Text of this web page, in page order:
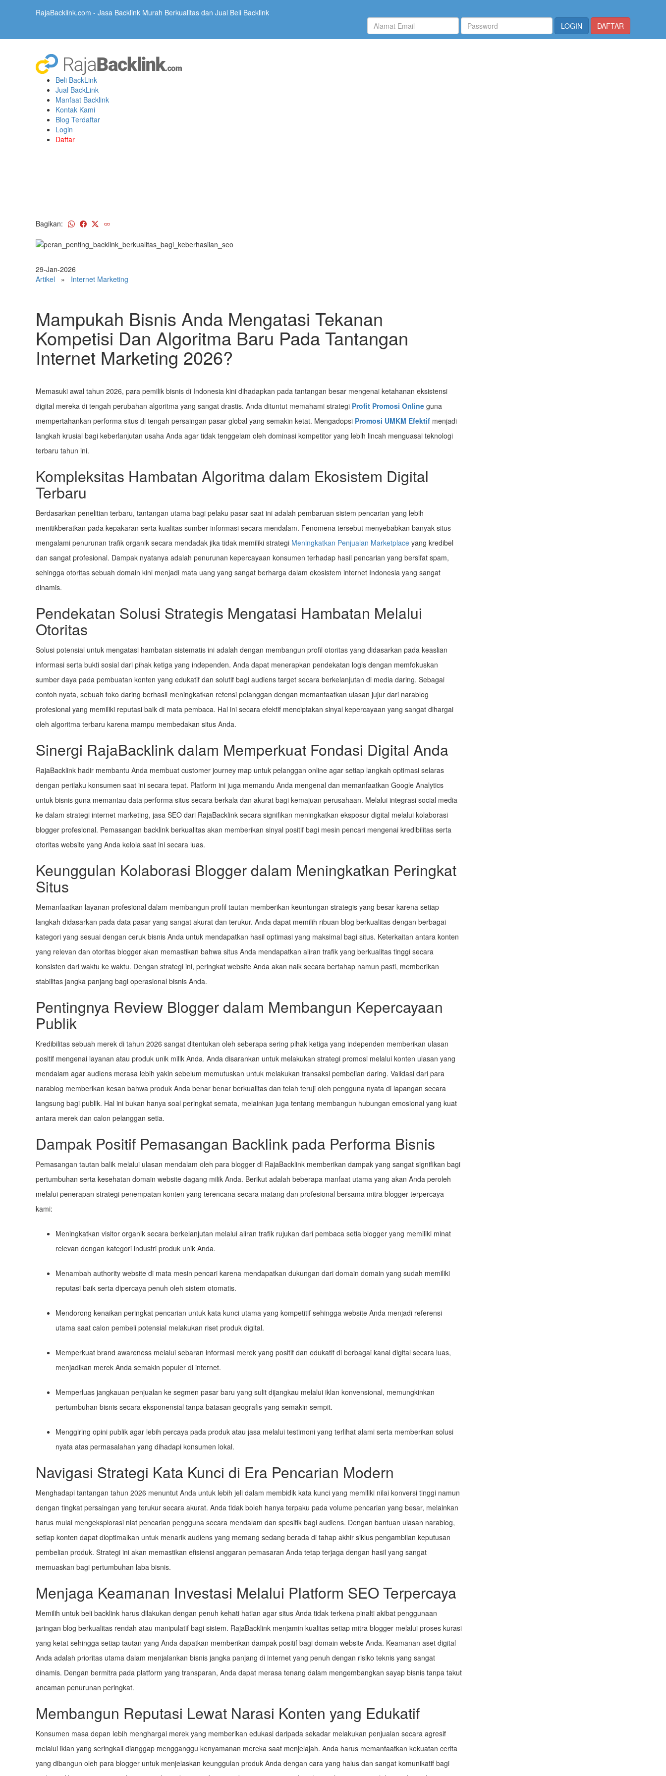
RajaBacklink.com - Jasa Backlink Murah Berkualitas dan Jual Beli Backlink
Beli BackLink
Jual BackLink
Manfaat Backlink
Kontak Kami
Blog Terdaftar
Login
Daftar
Bagikan:
29-Jan-2026
Artikel » Internet Marketing
Mampukah Bisnis Anda Mengatasi Tekanan
Kompetisi Dan Algoritma Baru Pada Tantangan
Internet Marketing 2026?
Memasuki awal tahun 2026, para pemilik bisnis di Indonesia kini dihadapkan pada tantangan besar mengenai ketahanan eksistensi
digital mereka di tengah perubahan algoritma yang sangat drastis. Anda dituntut memahami strategi Profit Promosi Online guna
mempertahankan performa situs di tengah persaingan pasar global yang semakin ketat. Mengadopsi Promosi UMKM Efektif menjadi
langkah krusial bagi keberlanjutan usaha Anda agar tidak tenggelam oleh dominasi kompetitor yang lebih lincah menguasai teknologi
terbaru tahun ini.
Kompleksitas Hambatan Algoritma dalam Ekosistem Digital
Terbaru
Berdasarkan penelitian terbaru, tantangan utama bagi pelaku pasar saat ini adalah pembaruan sistem pencarian yang lebih
menitikberatkan pada kepakaran serta kualitas sumber informasi secara mendalam. Fenomena tersebut menyebabkan banyak situs
mengalami penurunan trafik organik secara mendadak jika tidak memiliki strategi Meningkatkan Penjualan Marketplace yang kredibel
dan sangat profesional. Dampak nyatanya adalah penurunan kepercayaan konsumen terhadap hasil pencarian yang bersifat spam,
sehingga otoritas sebuah domain kini menjadi mata uang yang sangat berharga dalam ekosistem internet Indonesia yang sangat
dinamis.
Pendekatan Solusi Strategis Mengatasi Hambatan Melalui
Otoritas
Solusi potensial untuk mengatasi hambatan sistematis ini adalah dengan membangun profil otoritas yang didasarkan pada keaslian
informasi serta bukti sosial dari pihak ketiga yang independen. Anda dapat menerapkan pendekatan logis dengan memfokuskan
sumber daya pada pembuatan konten yang edukatif dan solutif bagi audiens target secara berkelanjutan di media daring. Sebagai
contoh nyata, sebuah toko daring berhasil meningkatkan retensi pelanggan dengan memanfaatkan ulasan jujur dari narablog
profesional yang memiliki reputasi baik di mata pembaca. Hal ini secara efektif menciptakan sinyal kepercayaan yang sangat dihargai
oleh algoritma terbaru karena mampu membedakan situs Anda.
Sinergi RajaBacklink dalam Memperkuat Fondasi Digital Anda
RajaBacklink hadir membantu Anda membuat customer journey map untuk pelanggan online agar setiap langkah optimasi selaras
dengan perilaku konsumen saat ini secara tepat. Platform ini juga memandu Anda mengenal dan memanfaatkan Google Analytics
untuk bisnis guna memantau data performa situs secara berkala dan akurat bagi kemajuan perusahaan. Melalui integrasi social media
ke dalam strategi internet marketing, jasa SEO dari RajaBacklink secara signifikan meningkatkan eksposur digital melalui kolaborasi
blogger profesional. Pemasangan backlink berkualitas akan memberikan sinyal positif bagi mesin pencari mengenai kredibilitas serta
otoritas website yang Anda kelola saat ini secara luas.
Keunggulan Kolaborasi Blogger dalam Meningkatkan Peringkat
Situs
Memanfaatkan layanan profesional dalam membangun profil tautan memberikan keuntungan strategis yang besar karena setiap
langkah didasarkan pada data pasar yang sangat akurat dan terukur. Anda dapat memilih ribuan blog berkualitas dengan berbagai
kategori yang sesuai dengan ceruk bisnis Anda untuk mendapatkan hasil optimasi yang maksimal bagi situs. Keterkaitan antara konten
yang relevan dan otoritas blogger akan memastikan bahwa situs Anda mendapatkan aliran trafik yang berkualitas tinggi secara
konsisten dari waktu ke waktu. Dengan strategi ini, peringkat website Anda akan naik secara bertahap namun pasti, memberikan
stabilitas jangka panjang bagi operasional bisnis Anda.
Pentingnya Review Blogger dalam Membangun Kepercayaan
Publik
Kredibilitas sebuah merek di tahun 2026 sangat ditentukan oleh seberapa sering pihak ketiga yang independen memberikan ulasan
positif mengenai layanan atau produk unik milik Anda. Anda disarankan untuk melakukan strategi promosi melalui konten ulasan yang
mendalam agar audiens merasa lebih yakin sebelum memutuskan untuk melakukan transaksi pembelian daring. Validasi dari para
narablog memberikan kesan bahwa produk Anda benar benar berkualitas dan telah teruji oleh pengguna nyata di lapangan secara
langsung bagi publik. Hal ini bukan hanya soal peringkat semata, melainkan juga tentang membangun hubungan emosional yang kuat
antara merek dan calon pelanggan setia.
Dampak Positif Pemasangan Backlink pada Performa Bisnis
Pemasangan tautan balik melalui ulasan mendalam oleh para blogger di RajaBacklink memberikan dampak yang sangat signifikan bagi
pertumbuhan serta kesehatan domain website dagang milik Anda. Berikut adalah beberapa manfaat utama yang akan Anda peroleh
melalui penerapan strategi penempatan konten yang terencana secara matang dan profesional bersama mitra blogger terpercaya
kami:
Meningkatkan visitor organik secara berkelanjutan melalui aliran trafik rujukan dari pembaca setia blogger yang memiliki minat
relevan dengan kategori industri produk unik Anda.
Menambah authority website di mata mesin pencari karena mendapatkan dukungan dari domain domain yang sudah memiliki
reputasi baik serta dipercaya penuh oleh sistem otomatis.
Mendorong kenaikan peringkat pencarian untuk kata kunci utama yang kompetitif sehingga website Anda menjadi referensi
utama saat calon pembeli potensial melakukan riset produk digital.
Memperkuat brand awareness melalui sebaran informasi merek yang positif dan edukatif di berbagai kanal digital secara luas,
menjadikan merek Anda semakin populer di internet.
Memperluas jangkauan penjualan ke segmen pasar baru yang sulit dijangkau melalui iklan konvensional, memungkinkan
pertumbuhan bisnis secara eksponensial tanpa batasan geografis yang semakin sempit.
Menggiring opini publik agar lebih percaya pada produk atau jasa melalui testimoni yang terlihat alami serta memberikan solusi
nyata atas permasalahan yang dihadapi konsumen lokal.
Navigasi Strategi Kata Kunci di Era Pencarian Modern
Menghadapi tantangan tahun 2026 menuntut Anda untuk lebih jeli dalam membidik kata kunci yang memiliki nilai konversi tinggi namun
dengan tingkat persaingan yang terukur secara akurat. Anda tidak boleh hanya terpaku pada volume pencarian yang besar, melainkan
harus mulai mengeksplorasi niat pencarian pengguna secara mendalam dan spesifik bagi audiens. Dengan bantuan ulasan narablog,
setiap konten dapat dioptimalkan untuk menarik audiens yang memang sedang berada di tahap akhir siklus pengambilan keputusan
pembelian produk. Strategi ini akan memastikan efisiensi anggaran pemasaran Anda tetap terjaga dengan hasil yang sangat
memuaskan bagi pertumbuhan laba bisnis.
Menjaga Keamanan Investasi Melalui Platform SEO Terpercaya
Memilih untuk beli backlink harus dilakukan dengan penuh kehati hatian agar situs Anda tidak terkena pinalti akibat penggunaan
jaringan blog berkualitas rendah atau manipulatif bagi sistem. RajaBacklink menjamin kualitas setiap mitra blogger melalui proses kurasi
yang ketat sehingga setiap tautan yang Anda dapatkan memberikan dampak positif bagi domain website Anda. Keamanan aset digital
Anda adalah prioritas utama dalam menjalankan bisnis jangka panjang di internet yang penuh dengan risiko teknis yang sangat
dinamis. Dengan bermitra pada platform yang transparan, Anda dapat merasa tenang dalam mengembangkan sayap bisnis tanpa takut
ancaman penurunan peringkat.
Membangun Reputasi Lewat Narasi Konten yang Edukatif
Konsumen masa depan lebih menghargai merek yang memberikan edukasi daripada sekadar melakukan penjualan secara agresif
melalui iklan yang seringkali dianggap mengganggu kenyamanan mereka saat menjelajah. Anda harus memanfaatkan kekuatan cerita
yang dibangun oleh para blogger untuk menjelaskan keunggulan produk Anda dengan cara yang halus dan sangat komunikatif bagi